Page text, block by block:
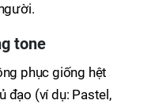
tone
phục giống hệt
đạo (ví dụ: Pastel,